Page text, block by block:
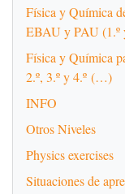
Física y Química
EBAU y PAU
Física y Química
2.º, 3.º y 4.º (…)
INFO
Otros Niveles
Physics exercises
Situaciones de